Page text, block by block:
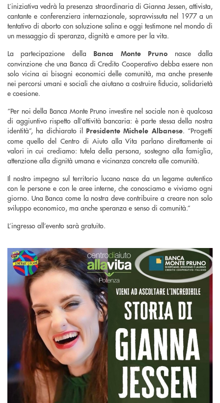
L’iniziativa vedrà la presenza straordinaria di Gianna Jessen, attivista,
cantante e conferenziera internazionale, sopravvissuta nel 1977 a un
tentativo di aborto con soluzione salina e oggi testimone nel mondo di
un messaggio di speranza, dignità e amore per la vita.
La partecipazione della Banca Monte Pruno nasce dalla
convinzione che una Banca di Credito Cooperativo debba essere non
solo vicina ai bisogni economici delle comunità, ma anche presente
nei percorsi umani e sociali che aiutano a costruire fiducia, solidarietà
e coesione.
“Per noi della Banca Monte Pruno investire nel sociale non è qualcosa
di aggiuntivo rispetto all’attività bancaria: è parte stessa della nostra
identità”, ha dichiarato il Presidente Michele Albanese. “Progetti
come quello del Centro di Aiuto alla Vita parlano direttamente ai
valori in cui crediamo: tutela della persona, sostegno alla famiglia,
attenzione alla dignità umana e vicinanza concreta alle comunità.
Il nostro impegno sul territorio lucano nasce da un legame autentico
con le persone e con le aree interne, che conosciamo e viviamo ogni
giorno. Una Banca come la nostra deve contribuire a creare non solo
sviluppo economico, ma anche speranza e senso di comunità.”
L’ingresso all’evento sarà gratuito.